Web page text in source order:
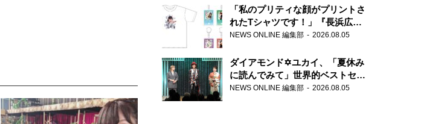
「私のプリティな顔がプリントさ
れたTシャツです！」『長浜広奈
天下無双』初の番組グッズ発売
NEWS ONLINE 編集部 2026.08.05
ダイアモンド✡ユカイ、「夏休み
に読んでみて」世界的ベストセラ
ー『アナスタシア』を紹介
NEWS ONLINE 編集部 2026.08.05